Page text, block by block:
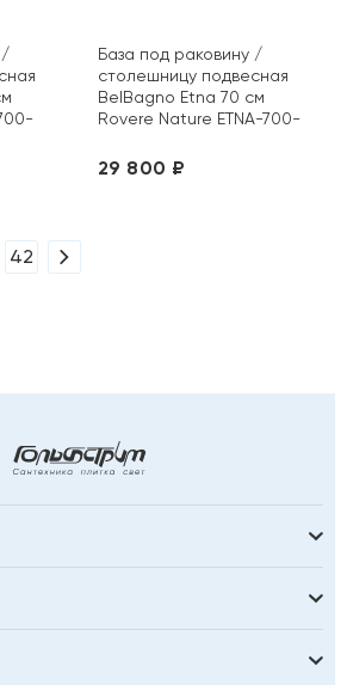
/
База под раковину /
столешницу подвесная
BelBagno Etna 70 см
Rovere Nature ETNA-700-
29 800 ₽
42